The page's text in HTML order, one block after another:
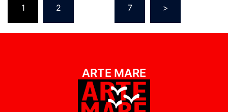
1 2 7 >
ARTE MARE